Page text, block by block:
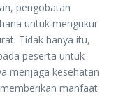
pengobatan
untuk mengukur
Tidak hanya itu,
peserta untuk
menjaga kesehatan
manfaat